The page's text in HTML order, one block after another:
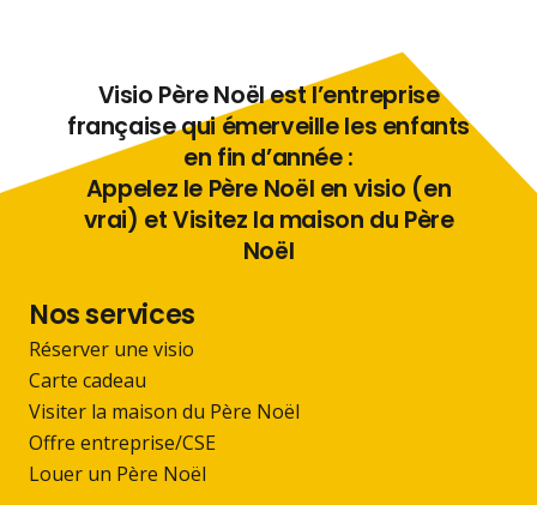
Visio Père Noël est l’entreprise
française qui émerveille les enfants
en fin d’année :
Appelez le Père Noël en visio (en
vrai) et Visitez la maison du Père
Noël
Nos services
Réserver une visio
Carte cadeau
Visiter la maison du Père Noël
Offre entreprise/CSE
Louer un Père Noël